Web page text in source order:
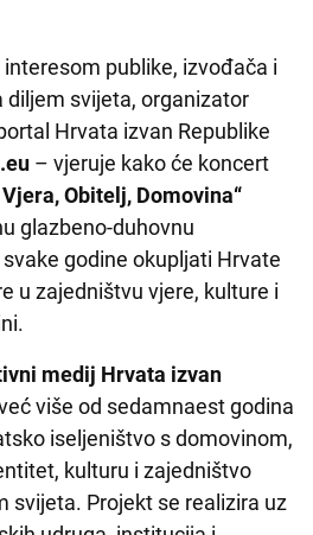
publike, izvođača i
diljem svijeta, organizator
Hrvata izvan Republike
– vjeruje kako će koncert
Obitelj, Domovina“
glazbeno-duhovnu
godine okupljati Hrvate
u zajedništvu vjere, kulture i
medij Hrvata izvan
više od sedamnaest godina
iseljeništvo s domovinom,
kulturu i zajedništvo
svijeta. Projekt se realizira uz